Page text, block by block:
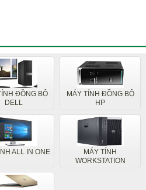
ĐỒNG BỘ
DELL
MÁY TÍNH ĐỒNG BỘ
HP
ALL IN ONE
MÁY TÍNH
WORKSTATION